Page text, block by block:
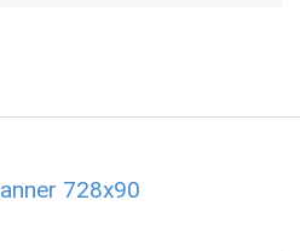
728x90